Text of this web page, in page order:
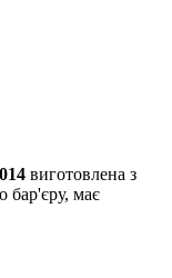
виготовлена ​​з
бар'єру, має